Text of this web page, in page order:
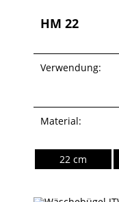
HM 22
Verwendung:
Material:
22 cm